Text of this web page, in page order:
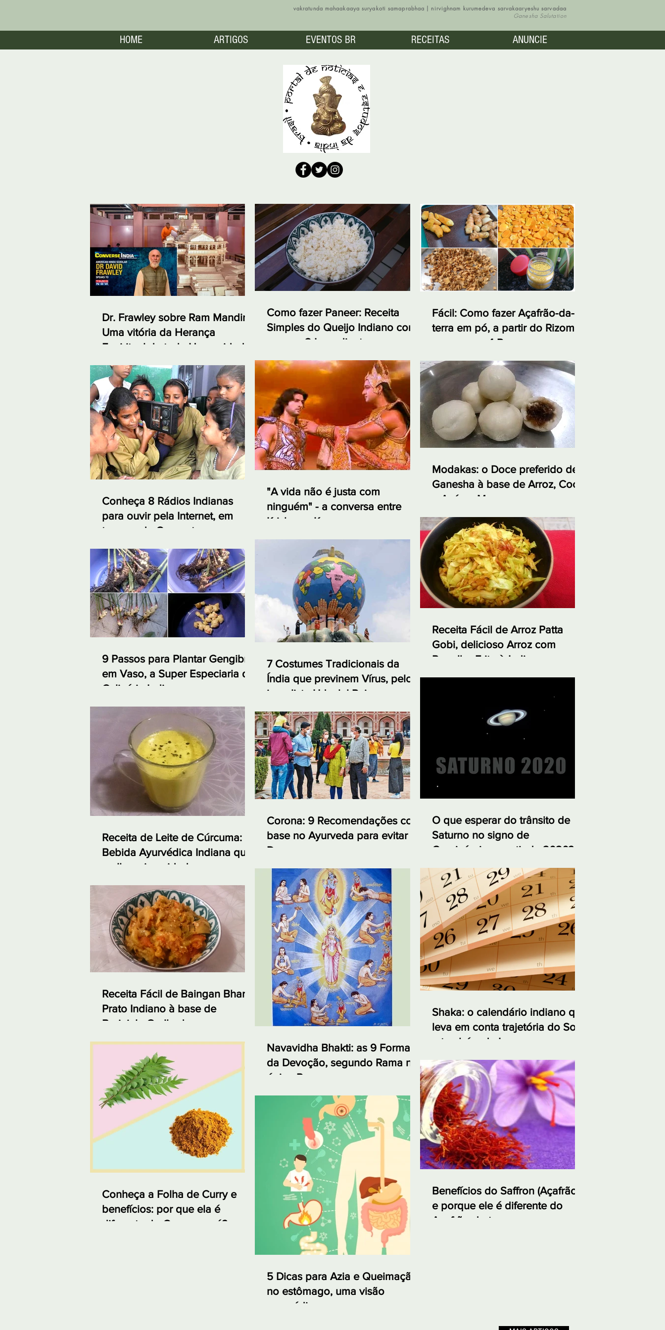
vakratunda mahaakaaya suryakoti samaprabhaa | nirvighnam kurumedeva sarvakaaryeshu sarvadaa
Ganesha Salutation
Dr. Frawley sobre Ram Mandir:
Uma vitória da Herança
Espiritual de toda Humanidade
Como fazer Paneer: Receita
Simples do Queijo Indiano com
apenas 2 Ingredientes
Fácil: Como fazer Açafrão-da-
terra em pó, a partir do Rizoma,
em apenas 4 Passos
Conheça 8 Rádios Indianas
para ouvir pela Internet, em
tempos de Quarentena
"A vida não é justa com
ninguém" - a conversa entre
Krishna e Karna no
Modakas: o Doce preferido de
Ganesha à base de Arroz, Coco
e Açúcar Mascavo
9 Passos para Plantar Gengibre
em Vaso, a Super Especiaria da
Culinária Indiana
7 Costumes Tradicionais da
Índia que previnem Vírus, pelo
jornalista Udaylal Pai
Receita Fácil de Arroz Patta
Gobi, delicioso Arroz com
Repolho Frito à Indiana
Receita de Leite de Cúrcuma:
Bebida Ayurvédica Indiana que
melhora imunidade
Corona: 9 Recomendações com
base no Ayurveda para evitar a
Doença
O que esperar do trânsito de
Saturno no signo de
Capricórnio a partir de 2020?
Receita Fácil de Baingan Bharta,
Prato Indiano à base de
Berinjela Grelhada
Navavidha Bhakti: as 9 Formas
da Devoção, segundo Rama no
épico Ramayana
Shaka: o calendário indiano que
leva em conta trajetória do Sol
e também da Lua
Conheça a Folha de Curry e
benefícios: por que ela é
diferente do Curry em pó?
5 Dicas para Azia e Queimação
no estômago, uma visão
ayurvédica
Benefícios do Saffron (Açafrão)
e porque ele é diferente do
Açafrão-da-terra
HOME ARTIGOS EVENTOS BR RECEITAS ANUNCIE